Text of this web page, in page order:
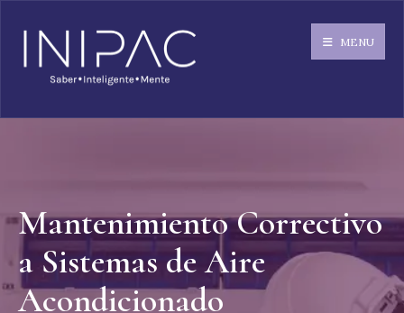
MENU
Mantenimiento Correctivo
a Sistemas de Aire
Acondicionado